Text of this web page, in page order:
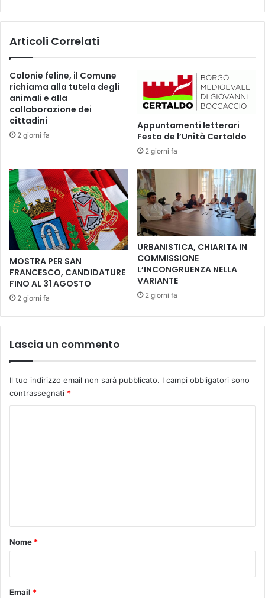
o
n
g
,
0
0
D
U
N
T
I
C
A
T
A
C
E
I
D
A
S
S
T
Articoli Correlati
Colonie feline, il Comune
richiama alla tutela degli
animali e alla
collaborazione dei
cittadini
2 giorni fa
Appuntamenti letterari
Festa de l’Unità Certaldo
2 giorni fa
MOSTRA PER SAN
FRANCESCO, CANDIDATURE
FINO AL 31 AGOSTO
2 giorni fa
URBANISTICA, CHIARITA IN
COMMISSIONE
L’INCONGRUENZA NELLA
VARIANTE
2 giorni fa
Lascia un commento
Il tuo indirizzo email non sarà pubblicato. I campi obbligatori sono
contrassegnati *
o
Nome *
Email *